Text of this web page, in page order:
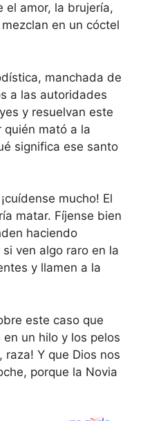
el amor, la brujería,
en un cóctel
manchada de
a las autoridades
y resuelvan este
quién mató a la
significa ese santo
mucho! El
matar. Fíjense bien
haciendo
ven algo raro en la
y llamen a la
este caso que
un hilo y los pelos
raza! Y que Dios nos
porque la Novia